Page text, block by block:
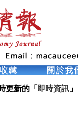
更新的「 即時資訊 」